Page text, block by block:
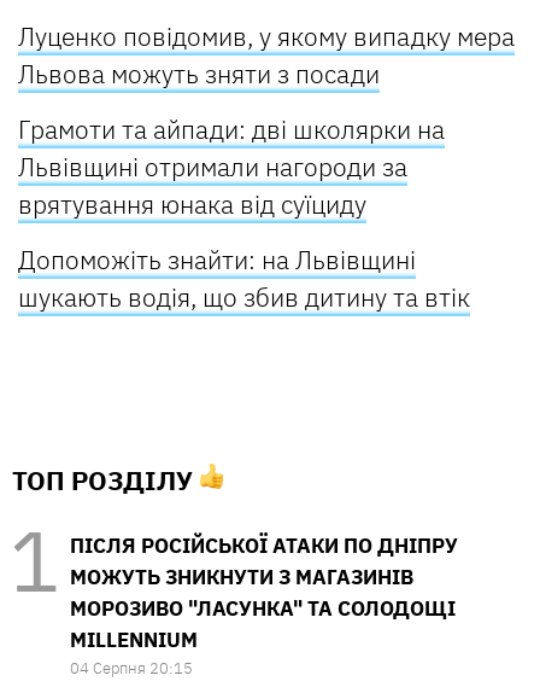
Луценко повідомив, у якому випадку мера
Львова можуть зняти з посади
Грамоти та айпади: дві школярки на
Львівщині отримали нагороди за
врятування юнака від суїциду
Допоможіть знайти: на Львівщині
шукають водія, що збив дитину та втік
ТОП РОЗДІЛУ
ПІСЛЯ РОСІЙСЬКОЇ АТАКИ ПО ДНІПРУ
МОЖУТЬ ЗНИКНУТИ З МАГАЗИНІВ
МОРОЗИВО "ЛАСУНКА" ТА СОЛОДОЩІ
MILLENNIUM
04 Серпня 20:15